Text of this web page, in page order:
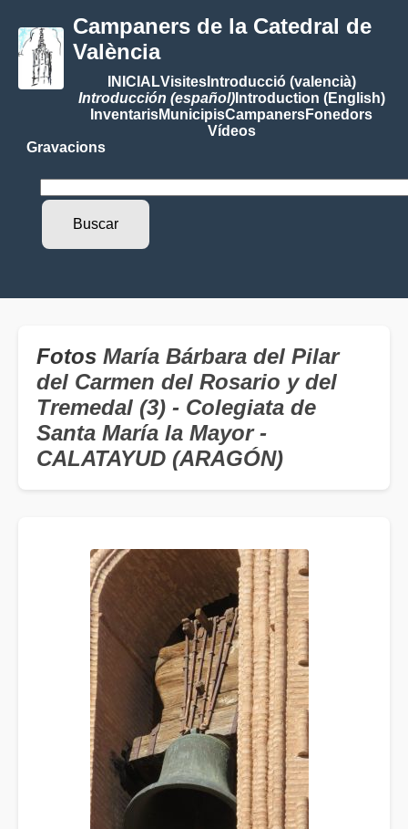
Campaners de la Catedral de
València
INICIALVisitesIntroducció (valencià)
Introducción (español)Introduction (English)
InventarisMunicipisCampanersFonedors
Vídeos
Gravacions
Fotos María Bárbara del Pilar
del Carmen del Rosario y del
Tremedal (3) - Colegiata de
Santa María la Mayor -
CALATAYUD (ARAGÓN)